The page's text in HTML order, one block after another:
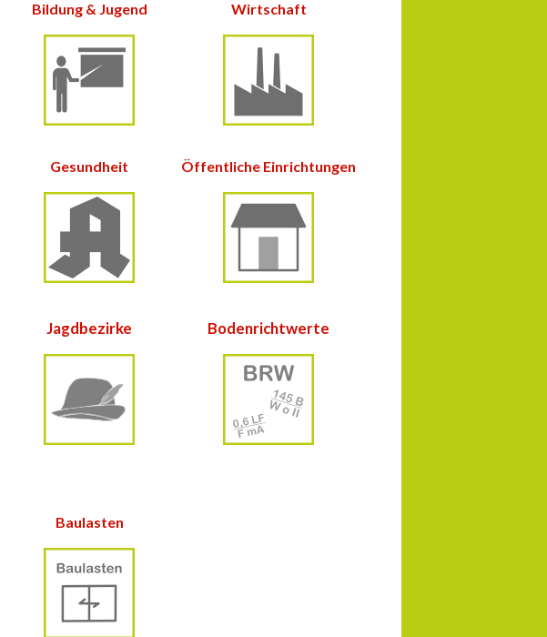
Bildung & Jugend Wirtschaft
Gesundheit Öffentliche Einrichtungen
Jagdbezirke Bodenrichtwerte
Baulasten